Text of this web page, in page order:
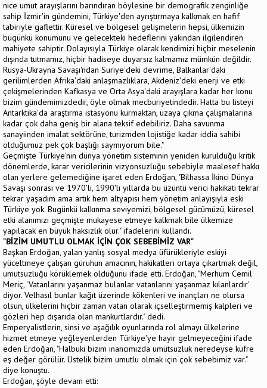
nice umut arayışlarını barındıran böylesine bir demografik zenginliğe
sahip İzmir'in gündemini, Türkiye'den ayrıştırmaya kalkmak en hafif
tabiriyle gaflettir. Küresel ve bölgesel gelişmelerin hepsi, ülkemizin
bugünkü konumunu ve gelecekteki hedeflerini yakından ilgilendiren
mahiyete sahiptir. Dolayısıyla Türkiye olarak kendimizi hiçbir meselenin
dışında tutmamız, hiçbir hadiseye duyarsız kalmamız mümkün değildir.
Rusya-Ukrayna Savaşı'ndan Suriye'deki devrime, Balkanlar'daki
gerilimlerden Afrika'daki anlaşmazlıklara, Akdeniz'deki enerji ve etki
çekişmelerinden Kafkasya ve Orta Asya'daki arayışlara kadar her konu
bizim gündemimizdedir, öyle olmak mecburiyetindedir. Hatta bu listeyi
Antarktika'da araştırma istasyonu kurmaktan, uzaya çıkma çalışmalarına
kadar çok daha geniş bir alana teksif edebiliriz. Daha savunma
sanayiinden imalat sektörüne, turizmden lojistiğe kadar iddia sahibi
olduğumuz pek çok başlığı saymıyorum bile."
Geçmişte Türkiye'nin dünya yönetim sisteminin yeniden kurulduğu kritik
dönemlerde, karar vericilerinin vizyonsuzluğu sebebiyle maalesef hakkı
olan yerlere gelemediğine işaret eden Erdoğan, "Bilhassa İkinci Dünya
Savaşı sonrası ve 1970'li, 1990'lı yıllarda bu üzüntü verici hakikati tekrar
tekrar yaşadım ama artık hem altyapısı hem yönetim anlayışıyla eski
Türkiye yok. Bugünkü kalkınma seviyemizi, bölgesel gücümüzü, küresel
etki alanımızı geçmişte mukayese etmeye kalkmak bile ülkemize
yapılacak en büyük haksızlık olur." ifadelerini kullandı.
"BİZİM UMUTLU OLMAK İÇİN ÇOK SEBEBİMİZ VAR"
Başkan Erdoğan, yalan yanlış sosyal medya üfürükleriyle eskiyi
yüceltmeye çalışan güruhun amacının, hakikatleri ortaya çıkartmak değil,
umutsuzluğu körüklemek olduğunu ifade etti. Erdoğan, "Merhum Cemil
Meriç, 'Vatanlarını yaşanmaz bulanlar vatanlarını yaşanmaz kılanlardır'
diyor. Velhasıl bunlar kağıt üzerinde kökenleri ve inançları ne olursa
olsun, ülkelerini hiçbir zaman vatan olarak içselleştirmemiş kalpleri ve
gözleri hep dışarıda olan mankurtlardır." dedi.
Emperyalistlerin, sinsi ve aşağılık oyunlarında rol almayı ülkelerine
hizmet etmeye yeğleyenlerden Türkiye'ye hayır gelmeyeceğini ifade
eden Erdoğan, "Halbuki bizim inancımızda umutsuzluk neredeyse küfre
eş değer görülür. Üstelik bizim umutlu olmak için çok sebebimiz var."
diye konuştu.
Erdoğan, şöyle devam etti: